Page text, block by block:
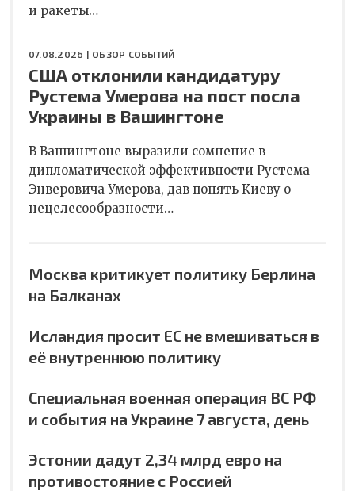
и ракеты…
07.08.2026 | ОБЗОР СОБЫТИЙ
США отклонили кандидатуру
Рустема Умерова на пост посла
Украины в Вашингтоне
В Вашингтоне выразили сомнение в
дипломатической эффективности Рустема
Энверовича Умерова, дав понять Киеву о
нецелесообразности…
Москва критикует политику Берлина
на Балканах
Исландия просит ЕС не вмешиваться в
её внутреннюю политику
Специальная военная операция ВС РФ
и события на Украине 7 августа, день
Эстонии дадут 2,34 млрд евро на
противостояние с Россией